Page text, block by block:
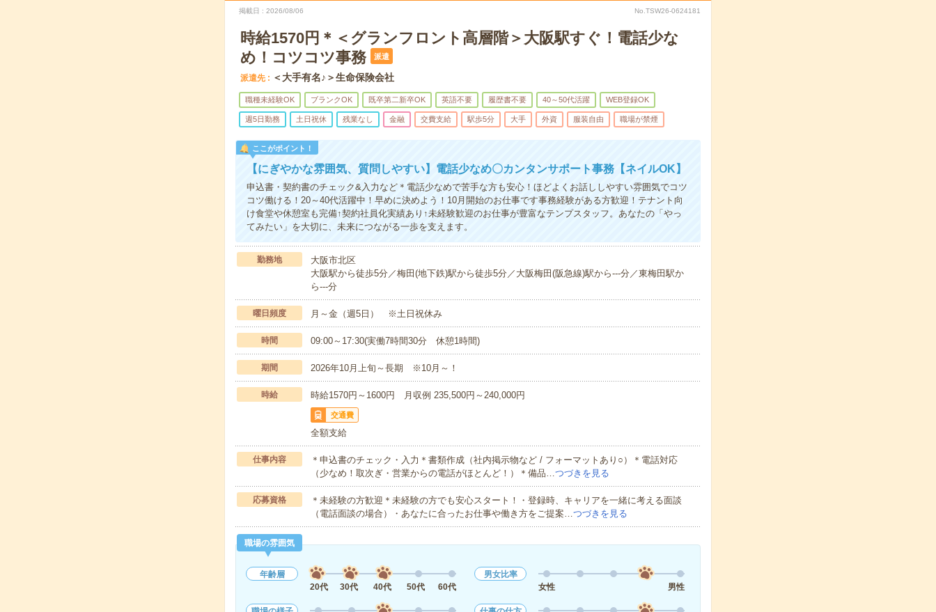
掲載日 2026/08/06 No.TSW26-0624181
時給1570円＊＜グランフロント高層階＞大阪駅すぐ！電話少な
め！コツコツ事務
派遣
派遣先 ＜大手有名♪＞生命保険会社
職種未経験OK ブランクOK 既卒第二新卒OK 英語不要 履歴書不要 40～50代活躍 WEB登録OK
週5日勤務 土日祝休 残業なし 金融 交費支給 駅歩5分 大手 外資 服装自由 職場が禁煙
ここがポイント！
【にぎやかな雰囲気、質問しやすい】電話少なめ〇カンタンサポート事務【ネイルOK】
申込書・契約書のチェック&入力など＊電話少なめで苦手な方も安心！ほどよくお話ししやすい雰囲気でコツ
コツ働ける！20～40代活躍中！早めに決めよう！10月開始のお仕事です事務経験がある方歓迎！テナント向
け食堂や休憩室も完備↑契約社員化実績あり↑未経験歓迎のお仕事が豊富なテンプスタッフ。あなたの「やっ
てみたい」を大切に、未来につながる一歩を支えます。
勤務地
大阪市北区
大阪駅から徒歩5分／梅田(地下鉄)駅から徒歩5分／大阪梅田(阪急線)駅から---分／東梅田駅か
ら---分
曜日頻度 月～金（週5日） ※土日祝休み
時間 09:00～17:30(実働7時間30分 休憩1時間)
期間 2026年10月上旬～長期 ※10月～！
時給 時給1570円～1600円 月収例 235,500円～240,000円
交通費
全額支給
仕事内容
＊申込書のチェック・入力＊書類作成（社内掲示物など / フォーマットあり○）＊電話対応
（少なめ！取次ぎ・営業からの電話がほとんど！）＊備品…つづきを見る
応募資格
＊未経験の方歓迎＊未経験の方でも安心スタート！・登録時、キャリアを一緒に考える面談
（電話面談の場合）・あなたに合ったお仕事や働き方をご提案…つづきを見る
職場の雰囲気
年齢層
20代
30代 40代 50代 60代
男女比率
女性
男性